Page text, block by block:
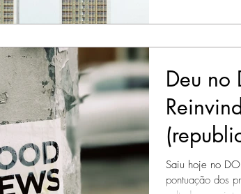
Deu no
Saiu hoje no
pontuação dos